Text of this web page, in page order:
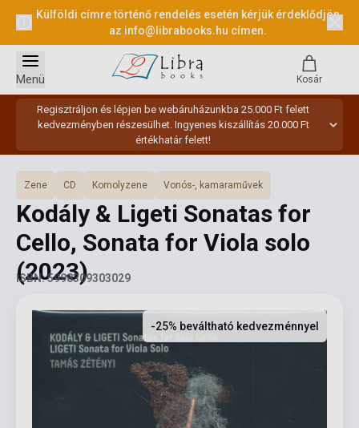
Külföldi címre történő rendelés esetén kérjük érdeklődjön
az info@librabooks.hu címen.
Regisztráljon és lépjen be webáruházunkba 25.000 Ft felett
kedvezményben részesülhet. Ingyenes kiszállítás 20.000 Ft
értékhatár felett!
Menü Kosár
Zene CD Komolyzene Vonós-, kamaraművek
Kodály & Ligeti Sonatas for
Cello, Sonata for Viola solo
(2023)
ISBN: 5998309303029
-25% beváltható kedvezménnyel